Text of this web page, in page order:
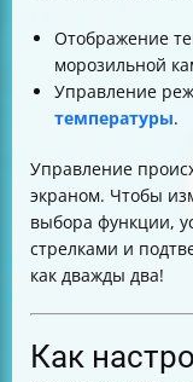
Отображение
морозильной
Управление
температуры.
Управление
экраном. Чтобы
выбора функции,
стрелками и
как дважды два!
Как